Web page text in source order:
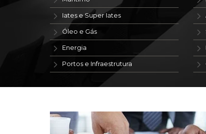
Iates e Super Iates
Óleo e Gás
Energia
Portos e Infraestrutura